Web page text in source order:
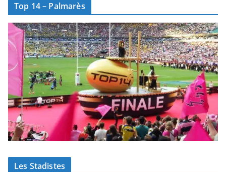
Top 14 – Palmarès
Les Stadistes